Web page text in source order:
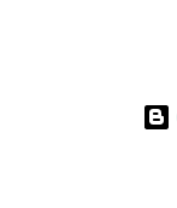
Instagram A